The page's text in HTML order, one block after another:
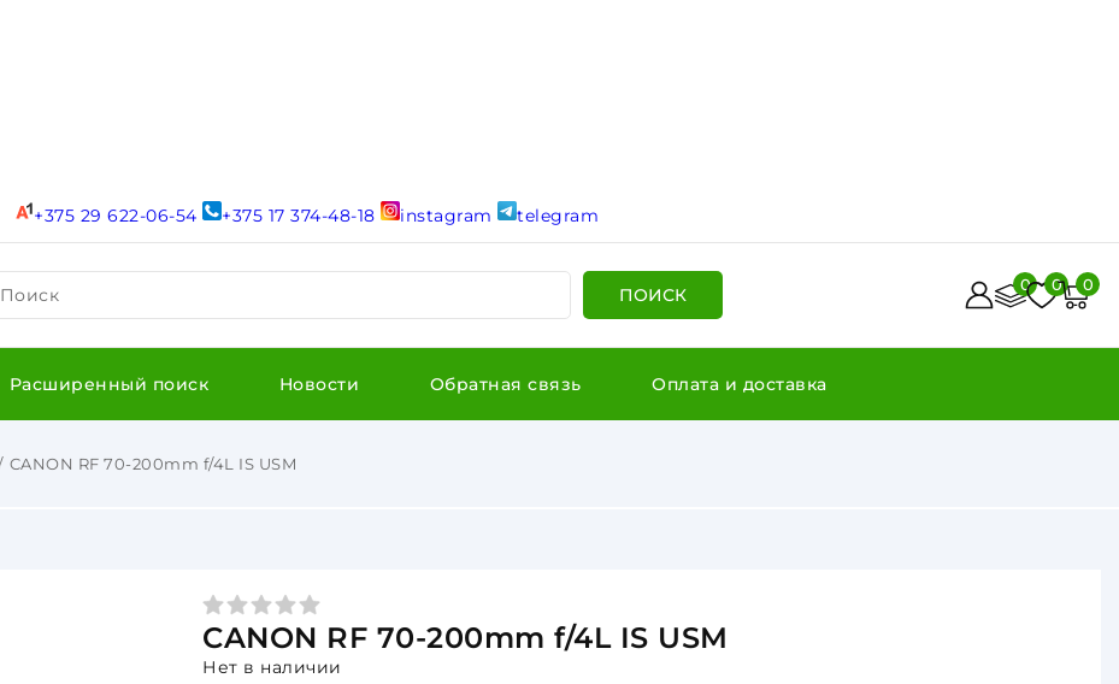
+375 29 622-06-54 +375 17 374-48-18 instagram telegram
Поиск ПОИСК 0 0 0
Расширенный поиск Новости Обратная связь Оплата и доставка
CANON RF 70-200mm f/4L IS USM
CANON RF 70-200mm f/4L IS USM
Нет в наличии